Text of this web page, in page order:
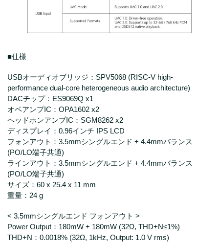
■仕様
USBオーディオブリッジ：SPV5068 (RISC-V high-
performance dual-core heterogeneous audio architecture)
DACチップ：ES9069Q x1
オペアンプIC：OPA1602 x2
ヘッドホンアンプIC：SGM8262 x2
ディスプレイ：0.96インチ IPS LCD
フォンアウト：3.5mmシングルエンド + 4.4mmバランス
(PO/LO端子共通)
ラインアウト：3.5mmシングルエンド + 4.4mmバランス
(PO/LO端子共通)
サイズ：60 x 25.4 x 11 mm
重量：24 g
< 3.5mmシングルエンド フォンアウト >
Power Output：180mW + 180mW (32Ω, THD+N≤1%)
THD+N：0.0018% (32Ω, 1kHz, Output: 1.0 V rms)